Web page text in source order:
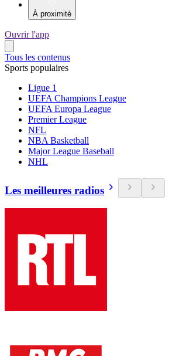
À proximité
Ouvrir l'app
Tous les contenus
Sports populaires
Ligue 1
UEFA Champions League
UEFA Europa League
Premier League
NFL
NBA Basketball
Major League Baseball
NHL
Les meilleures radios